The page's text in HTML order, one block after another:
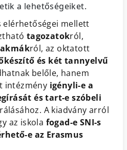
a lehetőségeiket.
elérhetőségei mellett
tagozatokról,
ról, az oktatott
és két tannyelvű
belőle, hanem
intézmény igényli-e a
és tart-e szóbeli
A kiadvány arról
az iskola fogad-e SNI-s
e az Erasmus